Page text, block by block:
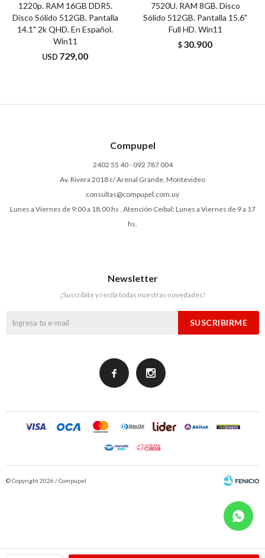
1220p. RAM 16GB DDR5.
Disco Sólido 512GB. Pantalla
14.1" 2k QHD. En Español.
Win11
USD 729,00
7520U. RAM 8GB. Disco
Sólido 512GB. Pantalla 15.6"
Full HD. Win11
$30.900
Compupel
2402 55 40 - 092 787 004
Av. Rivera 2018 c/ Arenal Grande, Montevideo
consultas@compupel.com.uy
Lunes a Viernes de 9:00 a 18:00 hs . Atención Ceibal: Lunes a Viernes de 9 a 17
hs.
Newsletter
¡Suscribite y recibí todas nuestras novedades!
SUSCRIBIRME
 
© Copyright 2026 / Compupel